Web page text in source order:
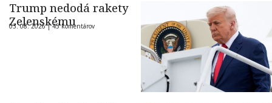
Trump nedodá rakety
Zelenskému
03. 08. 2026 |45 komentárov